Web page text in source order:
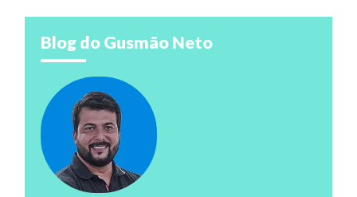
Blog do Gusmão Neto